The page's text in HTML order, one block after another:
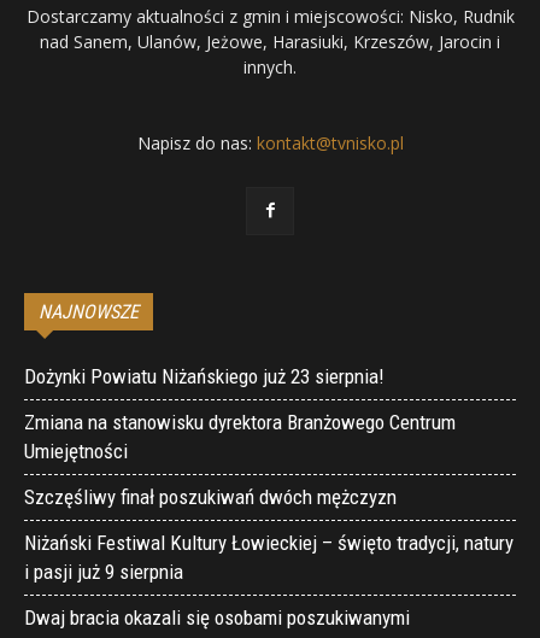
Dostarczamy aktualności z gmin i miejscowości: Nisko, Rudnik
nad Sanem, Ulanów, Jeżowe, Harasiuki, Krzeszów, Jarocin i
innych.
Napisz do nas: kontakt@tvnisko.pl
NAJNOWSZE
Dożynki Powiatu Niżańskiego już 23 sierpnia!
Zmiana na stanowisku dyrektora Branżowego Centrum
Umiejętności
Szczęśliwy finał poszukiwań dwóch mężczyzn
Niżański Festiwal Kultury Łowieckiej – święto tradycji, natury
i pasji już 9 sierpnia
Dwaj bracia okazali się osobami poszukiwanymi